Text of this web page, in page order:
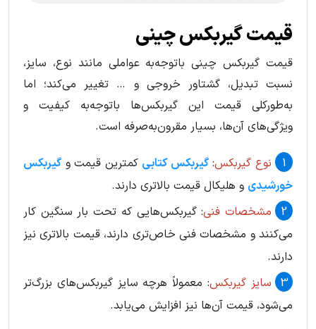
قیمت گیربکس چینی
قیمت گیربکس چینی باتوجه‌به عواملی مانند نوع، سایز،
نسبت تبدیل، گشتاور خروجی و … تغییر می‌کند؛ اما
به‌طورکلی قیمت این گیربکس‌ها باتوجه‌به کیفیت و
ویژگی‌های آن‌ها، بسیار مقرون‌به‌صرفه است.
نوع گیربکس:گیربکس کتابی کمترین قیمت و گیربکس‌
خورشیدی و هلیکال قیمت بالاتری دارند.
مشخصات فنی: گیربکس‌هایی که تحت بار سنگین کار
می‌کنند و مشخصات فنی خاص‌تری دارند، قیمت بالاتری نیز
دارند.
سایز گیربکس: معمولاً هرچه سایز گیربکس‌های بزرگ‌تر
می‌شود، قیمت آن‌ها نیز افزایش می‌یابد.